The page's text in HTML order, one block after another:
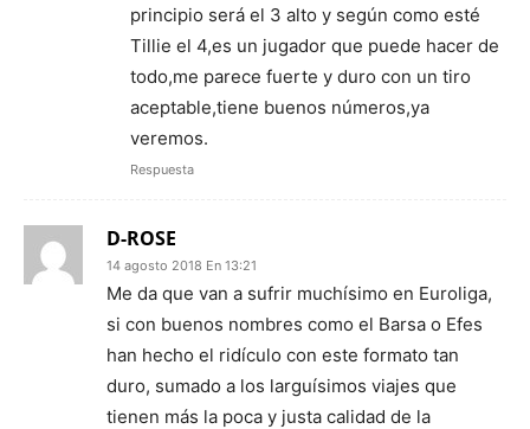
principio será el 3 alto y según como esté
Tillie el 4,es un jugador que puede hacer de
todo,me parece fuerte y duro con un tiro
aceptable,tiene buenos números,ya
veremos.
Respuesta
D-ROSE
14 agosto 2018 En 13:21
Me da que van a sufrir muchísimo en Euroliga,
si con buenos nombres como el Barsa o Efes
han hecho el ridículo con este formato tan
duro, sumado a los larguísimos viajes que
tienen más la poca y justa calidad de la